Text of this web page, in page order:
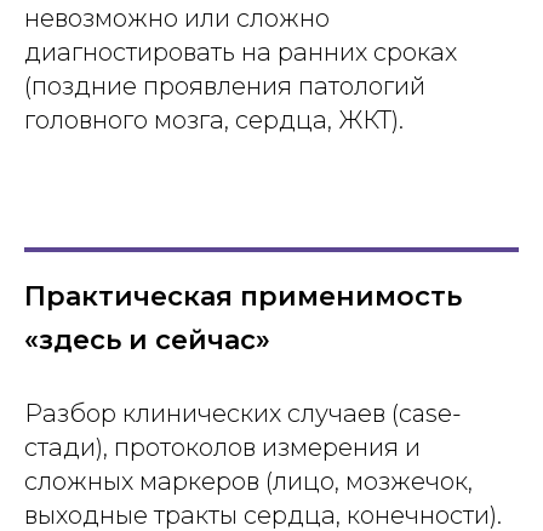
невозможно или сложно
диагностировать на ранних сроках
(поздние проявления патологий
головного мозга, сердца, ЖКТ).
Практическая применимость
«здесь и сейчас»
Разбор клинических случаев (case-
стади), протоколов измерения и
сложных маркеров (лицо, мозжечок,
выходные тракты сердца, конечности).